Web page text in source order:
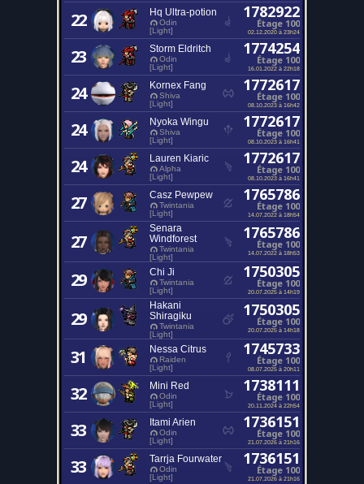
22 Hq Ultra-potion
Odin
[Light]
1782922
Étage 100
02.12.2020 à 23h24
23 Storm Eldritch
Odin
[Light]
1774254
Étage 100
16.01.2022 à 22h18
24 Kornex Fang
Shiva
[Light]
1772617
Étage 100
08.10.2023 à 16h42
24 Nyoka Wingu
Shiva
[Light]
1772617
Étage 100
08.10.2023 à 16h41
24 Lauren Kiaric
Alpha
[Light]
1772617
Étage 100
08.10.2023 à 16h41
27 Casz Pewpew
Twintania
[Light]
1765786
Étage 100
14.07.2022 à 18h54
27
Senara
Windforest
Twintania
[Light]
1765786
Étage 100
14.07.2022 à 18h53
29 Chi Ji
Twintania
[Light]
1750305
Étage 100
20.07.2025 à 14h19
29
Hakani
Shiragiku
Twintania
[Light]
1750305
Étage 100
20.07.2025 à 14h18
31 Nessa Citrus
Raiden
[Light]
1745733
Étage 100
08.07.2025 à 20h11
32 Mini Red
Odin
[Light]
1738111
Étage 100
20.11.2024 à 22h54
33 Itami Arien
Odin
[Light]
1736151
Étage 100
21.07.2026 à 21h16
33 Tarrja Fourwater
Odin
[Light]
1736151
Étage 100
21.07.2026 à 21h16